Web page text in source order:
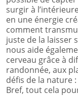
surgir à
en une énergie
comment
juste de la laisser
nous aide
cerveau grâce à
randonnée, aux
défis de la nature
Bref, tout cela